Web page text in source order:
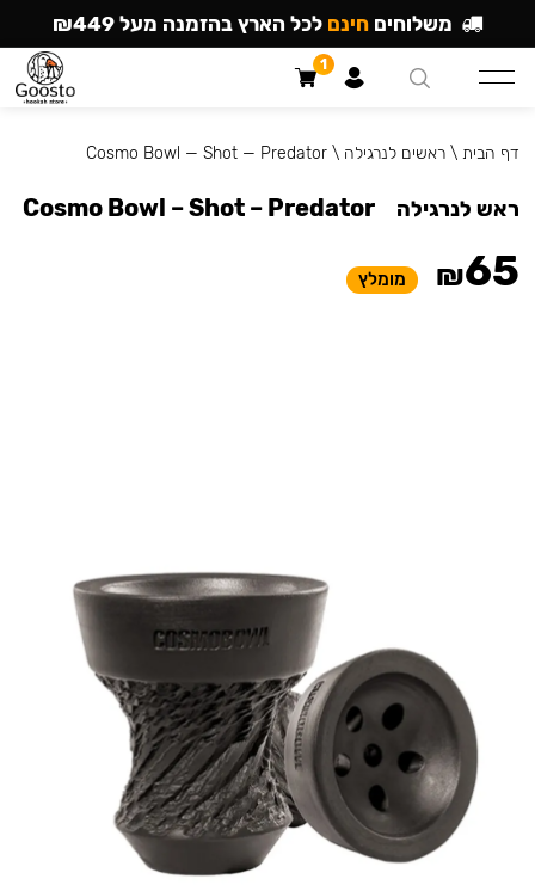
דף הבית \ראשים לנרגילה \
Cosmo Bowl — Shot — Predator
ראש לנרגילה Cosmo Bowl – Shot – Predator
₪65 מומלץ
משלוחים חינם לכל הארץ בהזמנה מעל ₪449
1